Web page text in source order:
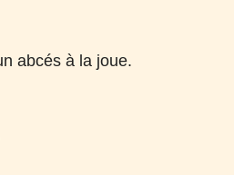
abcés à la joue.